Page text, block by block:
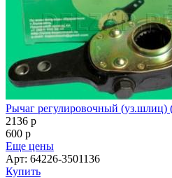
Рычаг регулировочный
2136 p
600 p
Еще цены
Арт: 64226-3501136
Купить